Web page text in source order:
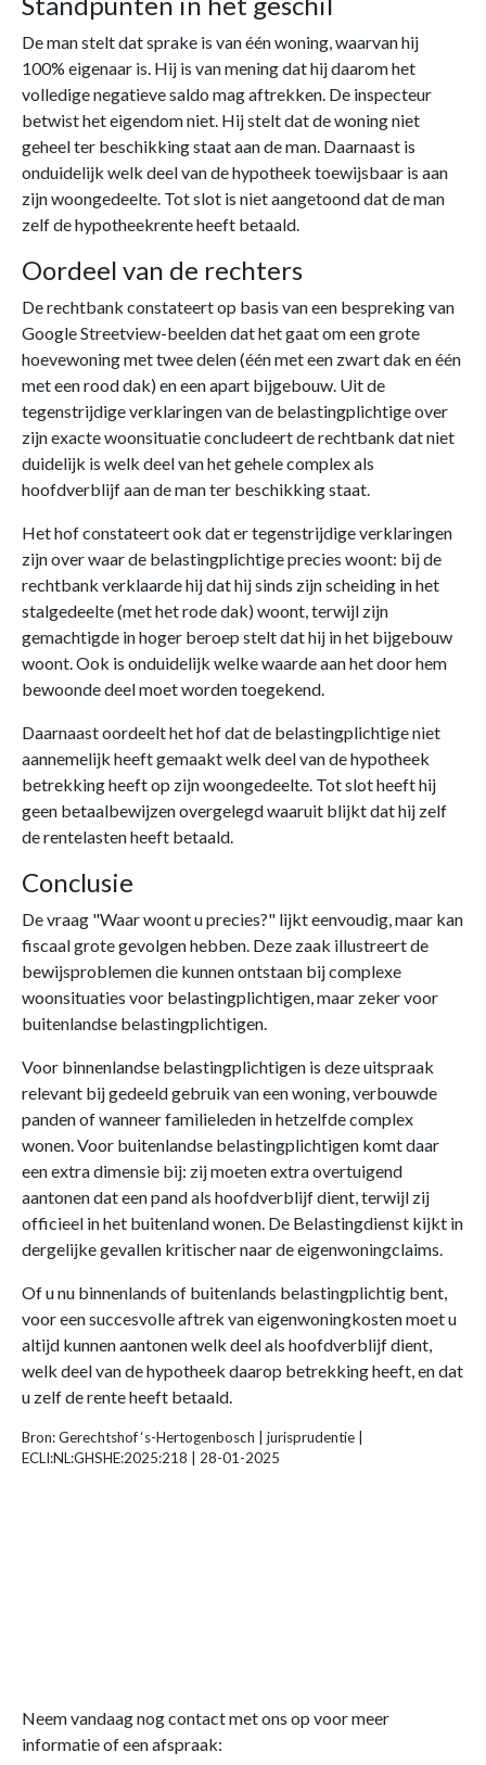
De man stelt dat sprake is van één woning, waarvan hij
100% eigenaar is. Hij is van mening dat hij daarom het
volledige negatieve saldo mag aftrekken. De inspecteur
betwist het eigendom niet. Hij stelt dat de woning niet
geheel ter beschikking staat aan de man. Daarnaast is
onduidelijk welk deel van de hypotheek toewijsbaar is aan
zijn woongedeelte. Tot slot is niet aangetoond dat de man
zelf de hypotheekrente heeft betaald.
Oordeel van de rechters
De rechtbank constateert op basis van een bespreking van
Google Streetview-beelden dat het gaat om een grote
hoevewoning met twee delen (één met een zwart dak en één
met een rood dak) en een apart bijgebouw. Uit de
tegenstrijdige verklaringen van de belastingplichtige over
zijn exacte woonsituatie concludeert de rechtbank dat niet
duidelijk is welk deel van het gehele complex als
hoofdverblijf aan de man ter beschikking staat.
Het hof constateert ook dat er tegenstrijdige verklaringen
zijn over waar de belastingplichtige precies woont: bij de
rechtbank verklaarde hij dat hij sinds zijn scheiding in het
stalgedeelte (met het rode dak) woont, terwijl zijn
gemachtigde in hoger beroep stelt dat hij in het bijgebouw
woont. Ook is onduidelijk welke waarde aan het door hem
bewoonde deel moet worden toegekend.
Daarnaast oordeelt het hof dat de belastingplichtige niet
aannemelijk heeft gemaakt welk deel van de hypotheek
betrekking heeft op zijn woongedeelte. Tot slot heeft hij
geen betaalbewijzen overgelegd waaruit blijkt dat hij zelf
de rentelasten heeft betaald.
Conclusie
De vraag "Waar woont u precies?" lijkt eenvoudig, maar kan
fiscaal grote gevolgen hebben. Deze zaak illustreert de
bewijsproblemen die kunnen ontstaan bij complexe
woonsituaties voor belastingplichtigen, maar zeker voor
buitenlandse belastingplichtigen.
Voor binnenlandse belastingplichtigen is deze uitspraak
relevant bij gedeeld gebruik van een woning, verbouwde
panden of wanneer familieleden in hetzelfde complex
wonen. Voor buitenlandse belastingplichtigen komt daar
een extra dimensie bij: zij moeten extra overtuigend
aantonen dat een pand als hoofdverblijf dient, terwijl zij
officieel in het buitenland wonen. De Belastingdienst kijkt in
dergelijke gevallen kritischer naar de eigenwoningclaims.
Of u nu binnenlands of buitenlands belastingplichtig bent,
voor een succesvolle aftrek van eigenwoningkosten moet u
altijd kunnen aantonen welk deel als hoofdverblijf dient,
welk deel van de hypotheek daarop betrekking heeft, en dat
u zelf de rente heeft betaald.
Bron: Gerechtshof ‘s-Hertogenbosch | jurisprudentie |
ECLI:NL:GHSHE:2025:218 | 28-01-2025
Neem vandaag nog contact met ons op voor meer
informatie of een afspraak: